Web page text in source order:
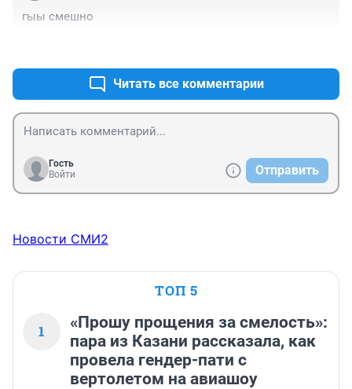
гыы смешно
Читать все комментарии
Гость
Войти
Отправить
Новости СМИ2
ТОП 5
1
«Прошу прощения за смелость»:
пара из Казани рассказала, как
провела гендер-пати с
вертолетом на авиашоу